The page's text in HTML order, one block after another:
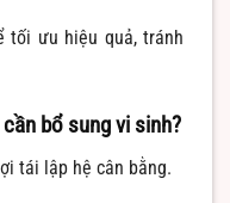
tối ưu hiệu quả, tránh
bổ sung vi sinh?
tái lập hệ cân bằng.